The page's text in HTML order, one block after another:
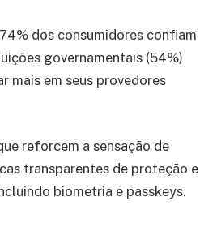
dos consumidores confiam
governamentais (54%)
mais em seus provedores
reforcem a sensação de
transparentes de proteção e
biometria e passkeys.